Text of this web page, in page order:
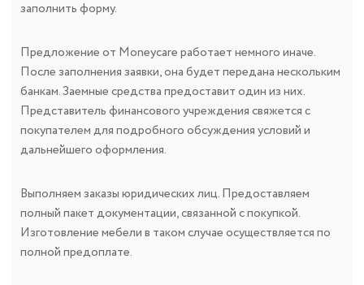
заполнить форму.
Предложение от Moneycare работает немного иначе.
После заполнения заявки, она будет передана нескольким
банкам. Заемные средства предоставит один из них.
Представитель финансового учреждения свяжется с
покупателем для подробного обсуждения условий и
дальнейшего оформления.
Выполняем заказы юридических лиц. Предоставляем
полный пакет документации, связанной с покупкой.
Изготовление мебели в таком случае осуществляется по
полной предоплате.